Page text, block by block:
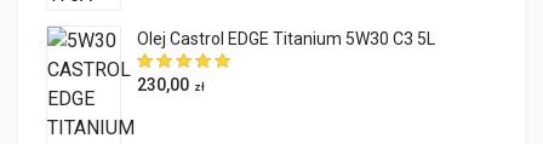
Olej Castrol EDGE Titanium 5W30 C3 5L
230,00 zł